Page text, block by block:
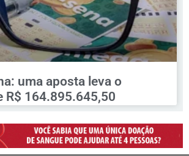
uma aposta leva o
R$ 164.895.645,50